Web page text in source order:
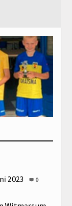
2023
0